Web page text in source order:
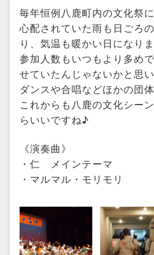
毎年恒例八鹿町内の文化祭
心配されていた雨も日ごろ
り、気温も暖かい日になりま
参加人数もいつもより多め
せていたんじゃないかと思い
ダンスや合唱などほかの団
これからも八鹿の文化シー
らいいですね♪
《演奏曲》
・仁 メインテーマ
・マルマル・モリモリ